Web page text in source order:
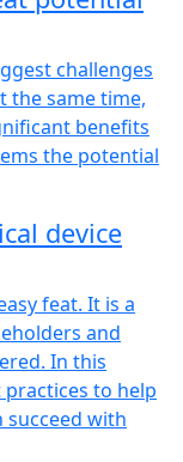
challenges
the same time,
benefits
the potential
device
feat. It is a
and
In this
to help
with